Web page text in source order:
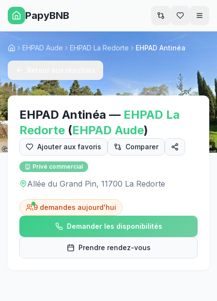
PapyBNB
Street View
AccueilEHPAD Aude EHPAD La Redorte EHPAD Antinéa
EHPAD Antinéa — EHPAD La
Redorte (EHPAD Aude)
Ajouter aux favoris Comparer
Privé commercial
Allée du Grand Pin, 11700 La Redorte
9 demandes aujourd'hui
Demander les disponibilités
Prendre rendez-vous